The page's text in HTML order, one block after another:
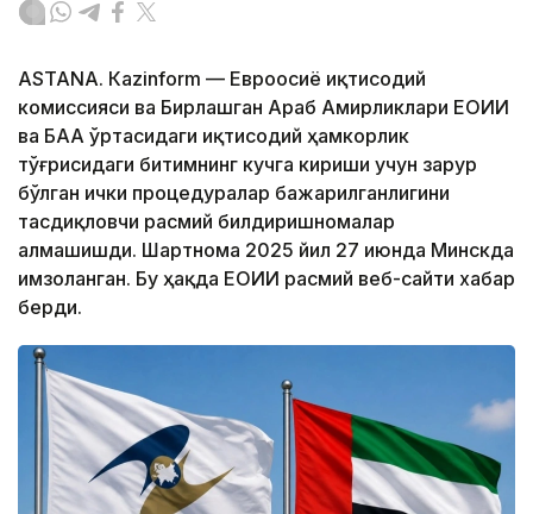
ASTANА. Кazinform — Евроосиё иқтисодий
комиссияси ва Бирлашган Араб Амирликлари ЕОИИ
ва БАА ўртасидаги иқтисодий ҳамкорлик
тўғрисидаги битимнинг кучга кириши учун зарур
бўлган ички процедуралар бажарилганлигини
тасдиқловчи расмий билдиришномалар
алмашишди. Шартнома 2025 йил 27 июнда Минскда
имзоланган. Бу ҳақда ЕОИИ расмий веб-сайти хабар
берди.